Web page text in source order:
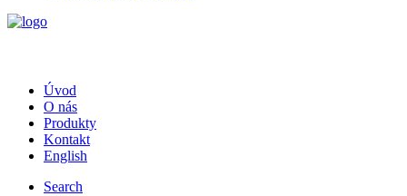
Úvod
O nás
Produkty
Kontakt
English
Search